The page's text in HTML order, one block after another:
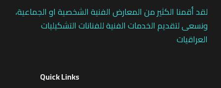
لقد أقمنا الكثير من المعارض الفنية الشخصية او الجماعية،
ونسعى لتقديم الخدمات الفنية للفنانات التشكيليات
العراقيات
Quick Links